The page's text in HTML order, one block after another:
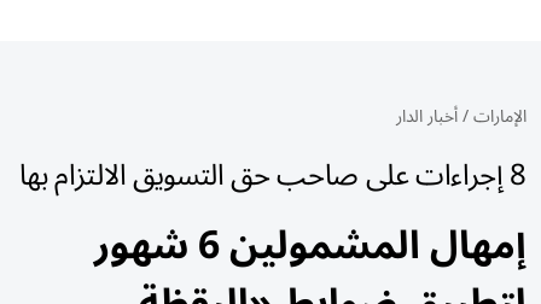
الإمارات/أخبار الدار
8 إجراءات على صاحب حق التسويق الالتزام بها
إمهال المشمولين 6 شهور